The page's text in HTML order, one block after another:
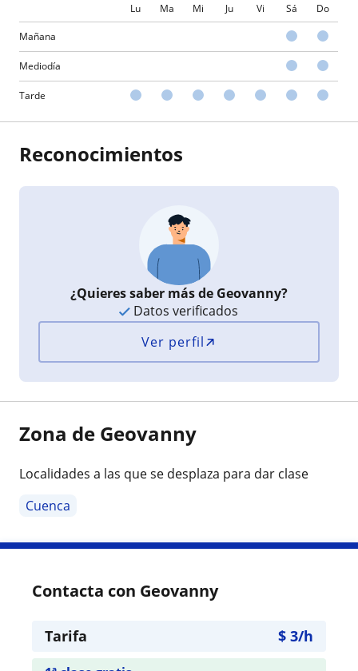
Lu Ma Mi Ju Vi Sá Do
Mañana
Mediodía
Tarde
Reconocimientos
¿Quieres saber más de Geovanny?
Datos verificados
Ver perfil
Zona de Geovanny
Localidades a las que se desplaza para dar clase
Cuenca
Contacta con Geovanny
Tarifa $ 3/h